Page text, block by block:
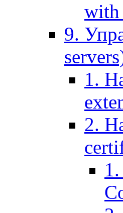
with
9.
1.
2.